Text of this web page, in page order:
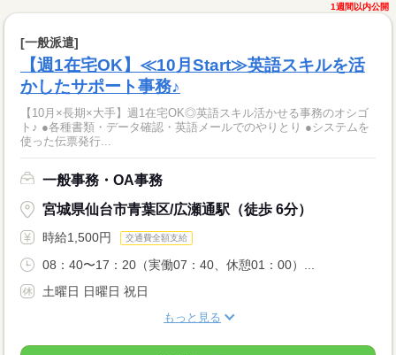
1週間以内公開
[一般派遣]
【週1在宅OK】≪10月Start≫英語スキルを活
かしたサポート事務♪
【10月×長期×大手】週1在宅OK◎英語スキル活かせる事務のオシゴ
ト♪ ●各種書類・データ確認・英語メールでのやりとり ●システムを
使った伝票発行...
一般事務・OA事務
宮城県仙台市青葉区/広瀬通駅（徒歩 6分）
時給1,500円 交通費全額支給
08：40〜17：20（実働07：40、休憩01：00）...
土曜日 日曜日 祝日
もっと見る